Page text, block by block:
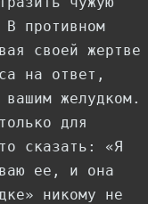
противном
своей жертве
на ответ,
желудком.
для
сказать: «Я
ее, и она
никому не